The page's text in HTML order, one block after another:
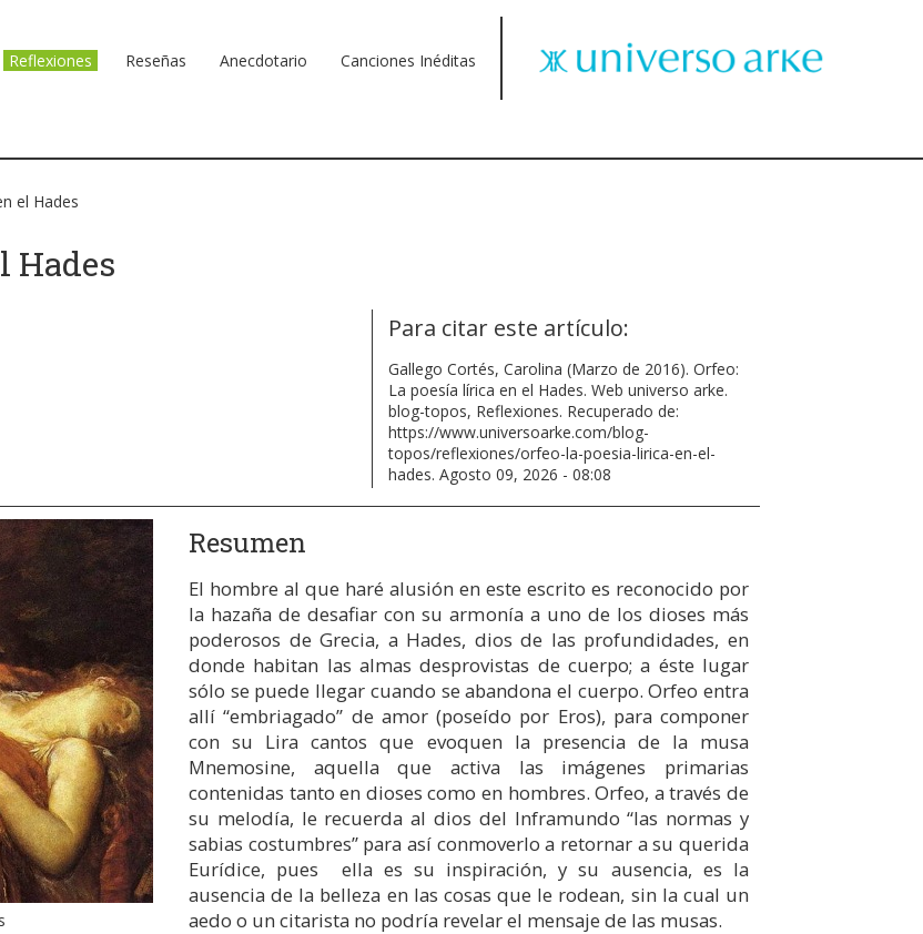
Reflexiones Reseñas Anecdotario Canciones Inéditas
el Hades
Hades
Para citar este artículo:
Gallego Cortés, Carolina (Marzo de 2016). Orfeo:
La poesía lírica en el Hades. Web universo arke.
blog-topos, Reflexiones. Recuperado de:
https://www.universoarke.com/blog-
topos/reflexiones/orfeo-la-poesia-lirica-en-el-
hades. Agosto 09, 2026 - 08:08
Resumen
El hombre al que haré alusión en este escrito es reconocido por
la hazaña de desafiar con su armonía a uno de los dioses más
poderosos de Grecia, a Hades, dios de las profundidades, en
donde habitan las almas desprovistas de cuerpo; a éste lugar
sólo se puede llegar cuando se abandona el cuerpo. Orfeo entra
allí “embriagado” de amor (poseído por Eros), para componer
con su Lira cantos que evoquen la presencia de la musa
Mnemosine, aquella que activa las imágenes primarias
contenidas tanto en dioses como en hombres. Orfeo, a través de
su melodía, le recuerda al dios del Inframundo “las normas y
sabias costumbres” para así conmoverlo a retornar a su querida
Eurídice, pues ella es su inspiración, y su ausencia, es la
ausencia de la belleza en las cosas que le rodean, sin la cual un
aedo o un citarista no podría revelar el mensaje de las musas.